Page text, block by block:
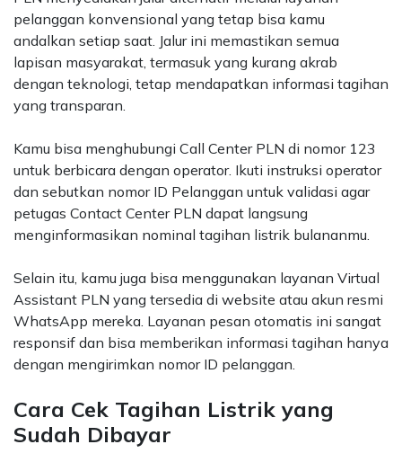
pelanggan konvensional yang tetap bisa kamu
andalkan setiap saat. Jalur ini memastikan semua
lapisan masyarakat, termasuk yang kurang akrab
dengan teknologi, tetap mendapatkan informasi tagihan
yang transparan.
Kamu bisa menghubungi Call Center PLN di nomor 123
untuk berbicara dengan operator. Ikuti instruksi operator
dan sebutkan nomor ID Pelanggan untuk validasi agar
petugas Contact Center PLN dapat langsung
menginformasikan nominal tagihan listrik bulananmu.
Selain itu, kamu juga bisa menggunakan layanan Virtual
Assistant PLN yang tersedia di website atau akun resmi
WhatsApp mereka. Layanan pesan otomatis ini sangat
responsif dan bisa memberikan informasi tagihan hanya
dengan mengirimkan nomor ID pelanggan.
Cara Cek Tagihan Listrik yang
Sudah Dibayar